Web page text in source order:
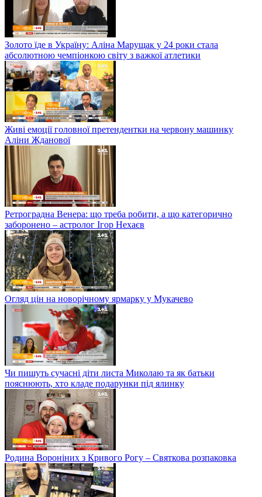
Золото їде в Україну: Аліна Марущак у 24 роки стала
абсолютною чемпіонкою світу з важкої атлетики
Живі емоції головної претендентки на червону машинку
Аліни Жданової
Ретроградна Венера: що треба робити, а що категорично
заборонено – астролог Ігор Нехаєв
Огляд цін на новорічному ярмарку у Мукачево
Чи пишуть сучасні діти листа Миколаю та як батьки
пояснюють, хто кладе подарунки під ялинку
Родина Вороніних з Кривого Рогу – Святкова розпаковка